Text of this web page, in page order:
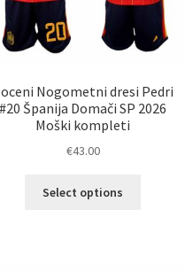
Nogometni dresi Pedri
#20 Španija Domači SP 2026
Moški kompleti
€43.00
Select options